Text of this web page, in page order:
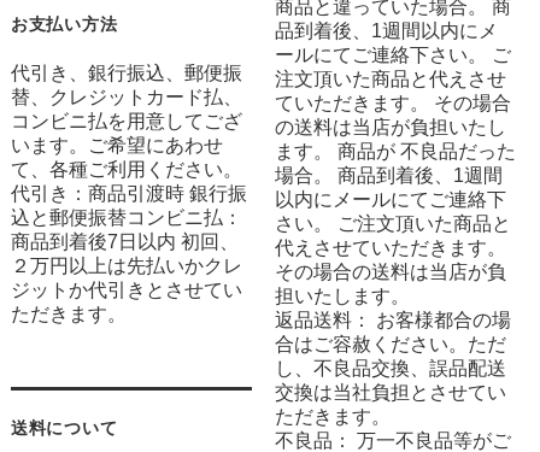
お支払い方法
代引き、銀行振込、郵便振
替、クレジットカード払、
コンビニ払を用意してござ
います。ご希望にあわせ
て、各種ご利用ください。
代引き：商品引渡時 銀行振
込と郵便振替コンビニ払：
商品到着後7日以内 初回、
２万円以上は先払いかクレ
ジットか代引きとさせてい
ただきます。
送料について
商品と違っていた場合。 商
品到着後、1週間以内にメ
ールにてご連絡下さい。 ご
注文頂いた商品と代えさせ
ていただきます。 その場合
の送料は当店が負担いたし
ます。 商品が 不良品だった
場合。 商品到着後、1週間
以内にメールにてご連絡下
さい。 ご注文頂いた商品と
代えさせていただきます。
その場合の送料は当店が負
担いたします。
返品送料： お客様都合の場
合はご容赦ください。ただ
し、不良品交換、誤品配送
交換は当社負担とさせてい
ただきます。
不良品： 万一不良品等がご